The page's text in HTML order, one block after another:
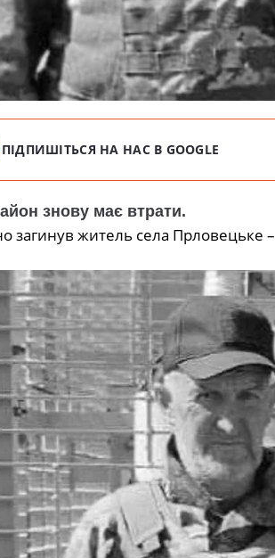
ПІДПИШІТЬСЯ НА НАС В GOOGLE
знову має втрати.
загинув житель села Прловецьке –